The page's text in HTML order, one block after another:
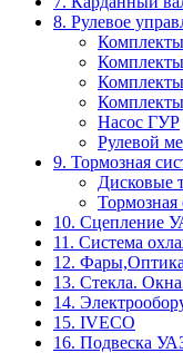
8. Рулевое
Насос ГУР
Рулевой
9. Тормозная
Дисковые
Тормозная
10. Сцепление
11. Система
12.
13. Стекла.
14.
15. IVECO
16. Подвеска